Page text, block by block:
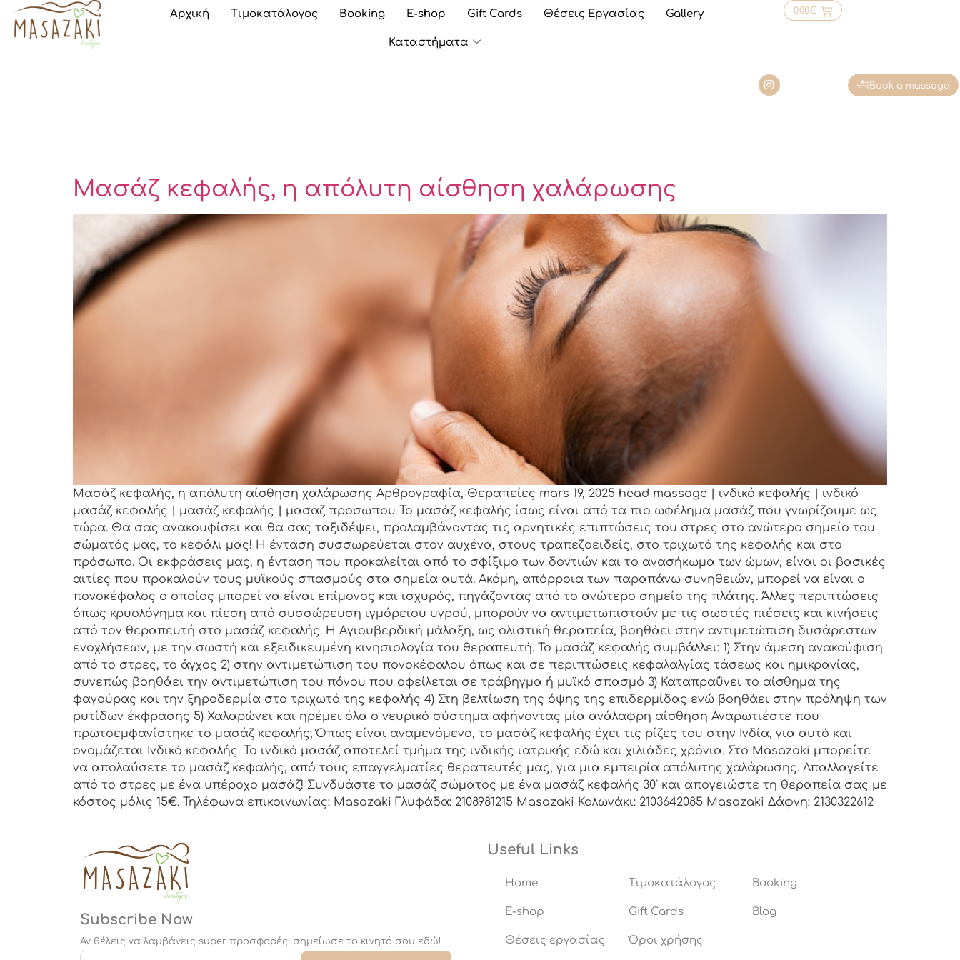
Αρχική Τιμοκατάλογος Booking E-shop Gift Cards Θέσεις Εργασίας Gallery
Καταστήματα
0,00€
Book a massage
Μασάζ κεφαλής, η απόλυτη αίσθηση χαλάρωσης
Μασάζ κεφαλής, η απόλυτη αίσθηση χαλάρωσης Αρθρογραφία, Θεραπείες mars 19, 2025 head massage | ινδικό κεφαλής | ινδικό
μασάζ κεφαλής | μασάζ κεφαλής | μασαζ προσωπου Το μασάζ κεφαλής ίσως είναι από τα πιο ωφέλημα μασάζ που γνωρίζουμε ως
τώρα. Θα σας ανακουφίσει και θα σας ταξιδέψει, προλαμβάνοντας τις αρνητικές επιπτώσεις του στρες στο ανώτερο σημείο του
σώματός μας, το κεφάλι μας! Η ένταση συσσωρεύεται στον αυχένα, στους τραπεζοειδείς, στο τριχωτό της κεφαλής και στο
πρόσωπο. Οι εκφράσεις μας, η ένταση που προκαλείται από το σφίξιμο των δοντιών και το ανασήκωμα των ώμων, είναι οι βασικές
αιτίες που προκαλούν τους μυϊκούς σπασμούς στα σημεία αυτά. Ακόμη, απόρροια των παραπάνω συνηθειών, μπορεί να είναι ο
πονοκέφαλος ο οποίος μπορεί να είναι επίμονος και ισχυρός, πηγάζοντας από το ανώτερο σημείο της πλάτης. Άλλες περιπτώσεις
όπως κρυολόγημα και πίεση από συσσώρευση ιγμόρειου υγρού, μπορούν να αντιμετωπιστούν με τις σωστές πιέσεις και κινήσεις
από τον θεραπευτή στο μασάζ κεφαλής. Η Αγιουβερδική μάλαξη, ως ολιστική θεραπεία, βοηθάει στην αντιμετώπιση δυσάρεστων
ενοχλήσεων, με την σωστή και εξειδικευμένη κινησιολογία του θεραπευτή. Το μασάζ κεφαλής συμβάλλει: 1) Στην άμεση ανακούφιση
από το στρες, το άγχος 2) στην αντιμετώπιση του πονοκέφαλου όπως και σε περιπτώσεις κεφαλαλγίας τάσεως και ημικρανίας,
συνεπώς βοηθάει την αντιμετώπιση του πόνου που οφείλεται σε τράβηγμα ή μυϊκό σπασμό 3) Καταπραΰνει το αίσθημα της
φαγούρας και την ξηροδερμία στο τριχωτό της κεφαλής 4) Στη βελτίωση της όψης της επιδερμίδας ενώ βοηθάει στην πρόληψη των
ρυτίδων έκφρασης 5) Χαλαρώνει και ηρέμει όλα ο νευρικό σύστημα αφήνοντας μία ανάλαφρη αίσθηση Αναρωτιέστε που
πρωτοεμφανίστηκε το μασάζ κεφαλής; Όπως είναι αναμενόμενο, το μασάζ κεφαλής έχει τις ρίζες του στην Ινδία, για αυτό και
ονομάζεται Ινδικό κεφαλής. Το ινδικό μασάζ αποτελεί τμήμα της ινδικής ιατρικής εδώ και χιλιάδες χρόνια. Στο Masazaki μπορείτε
να απολαύσετε το μασάζ κεφαλής, από τους επαγγελματίες θεραπευτές μας, για μια εμπειρία απόλυτης χαλάρωσης. Απαλλαγείτε
από το στρες με ένα υπέροχο μασάζ! Συνδυάστε το μασάζ σώματος με ένα μασάζ κεφαλής 30′ και απογειώστε τη θεραπεία σας με
κόστος μόλις 15€. Τηλέφωνα επικοινωνίας: Masazaki Γλυφάδα: 2108981215 Masazaki Κολωνάκι: 2103642085 Masazaki Δάφνη: 2130322612
Subscribe Now
Αν θέλεις να λαμβάνεις super προσφορές, σημείωσε το κινητό σου εδώ!
Useful Links
Home Tιμοκατάλογος Booking
E-shop Gift Cards Blog
Θέσεις εργασίας Όροι χρήσης